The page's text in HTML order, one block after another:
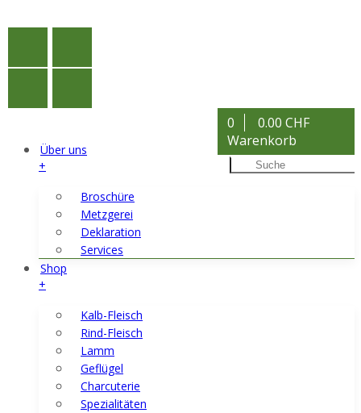
0
0.00 CHF
Warenkorb
Über uns
+
Broschüre
Metzgerei
Deklaration
Services
Shop
+
Kalb-Fleisch
Rind-Fleisch
Lamm
Geflügel
Charcuterie
Spezialitäten